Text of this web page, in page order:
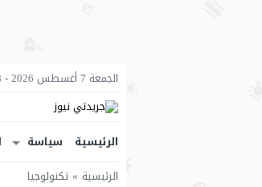
الجمعة 7 أغسطس 2026 - 16:48 مساءً
الرئيسية سياسة
الرئيسية » تكنولوجيا